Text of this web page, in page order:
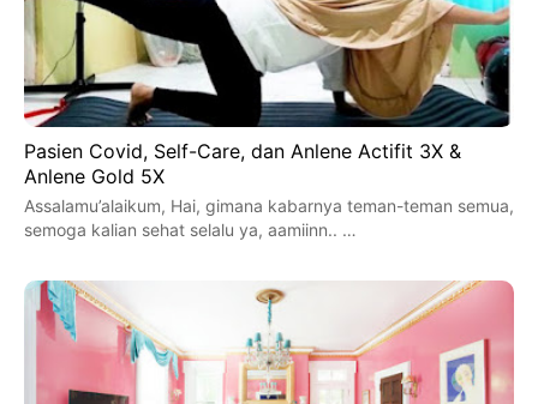
Pasien Covid, Self-Care, dan Anlene Actifit 3X &
Anlene Gold 5X
Assalamu’alaikum, Hai, gimana kabarnya teman-teman semua,
semoga kalian sehat selalu ya, aamiinn.. …